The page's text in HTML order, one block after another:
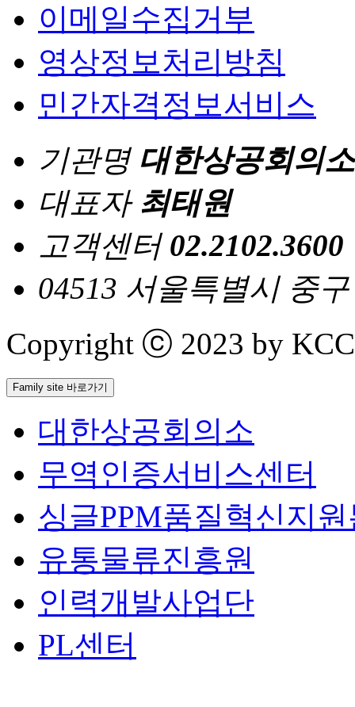
이메일수집거부
영상정보처리방침
민간자격정보서비스
기관명 대한상공회의소
대표자 최태원
고객센터 02.2102.3600
04513 서울특별시 중
Copyright ⓒ 2023 by
Family site 바로가기
대한상공회의소
무역인증서비스센터
싱글PPM품질혁신지
유통물류진흥원
인력개발사업단
PL센터